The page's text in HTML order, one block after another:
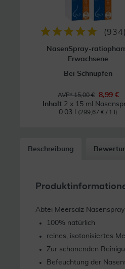
(934)
NasenSpray-
Erwachsene
Bei Schnupfen
AVP* 15,00 €
8,99 €
Inhalt 2 x 15 ml
0.03 l
(299,67 € / 1 l)
Beschreibung
Abtei Meersalz
100% natürlich
reines, isotonisiertes
Zur schonenden
Befeuchtung der